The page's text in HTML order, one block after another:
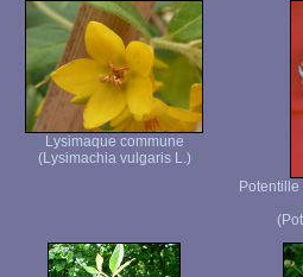
Lysimaque commune
(Lysimachia vulgaris L.)